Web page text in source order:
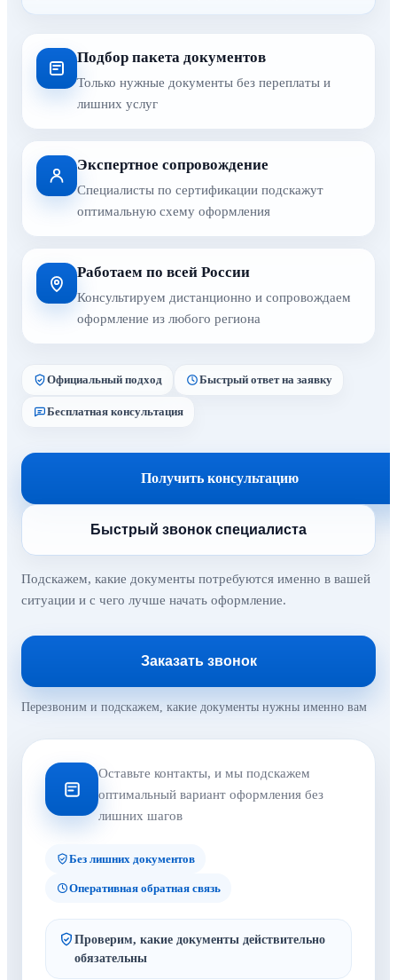
Подбор пакета документов
Только нужные документы без переплаты и
лишних услуг
Экспертное сопровождение
Специалисты по сертификации подскажут
оптимальную схему оформления
Работаем по всей России
Консультируем дистанционно и сопровождаем
оформление из любого региона
Официальный подход Быстрый ответ на заявку
Бесплатная консультация
Получить консультацию
Быстрый звонок специалиста
Подскажем, какие документы потребуются именно в вашей
ситуации и с чего лучше начать оформление.
Заказать звонок
Перезвоним и подскажем, какие документы нужны именно вам
Оставьте контакты, и мы подскажем
оптимальный вариант оформления без
лишних шагов
Без лишних документов
Оперативная обратная связь
Проверим, какие документы действительно
обязательны